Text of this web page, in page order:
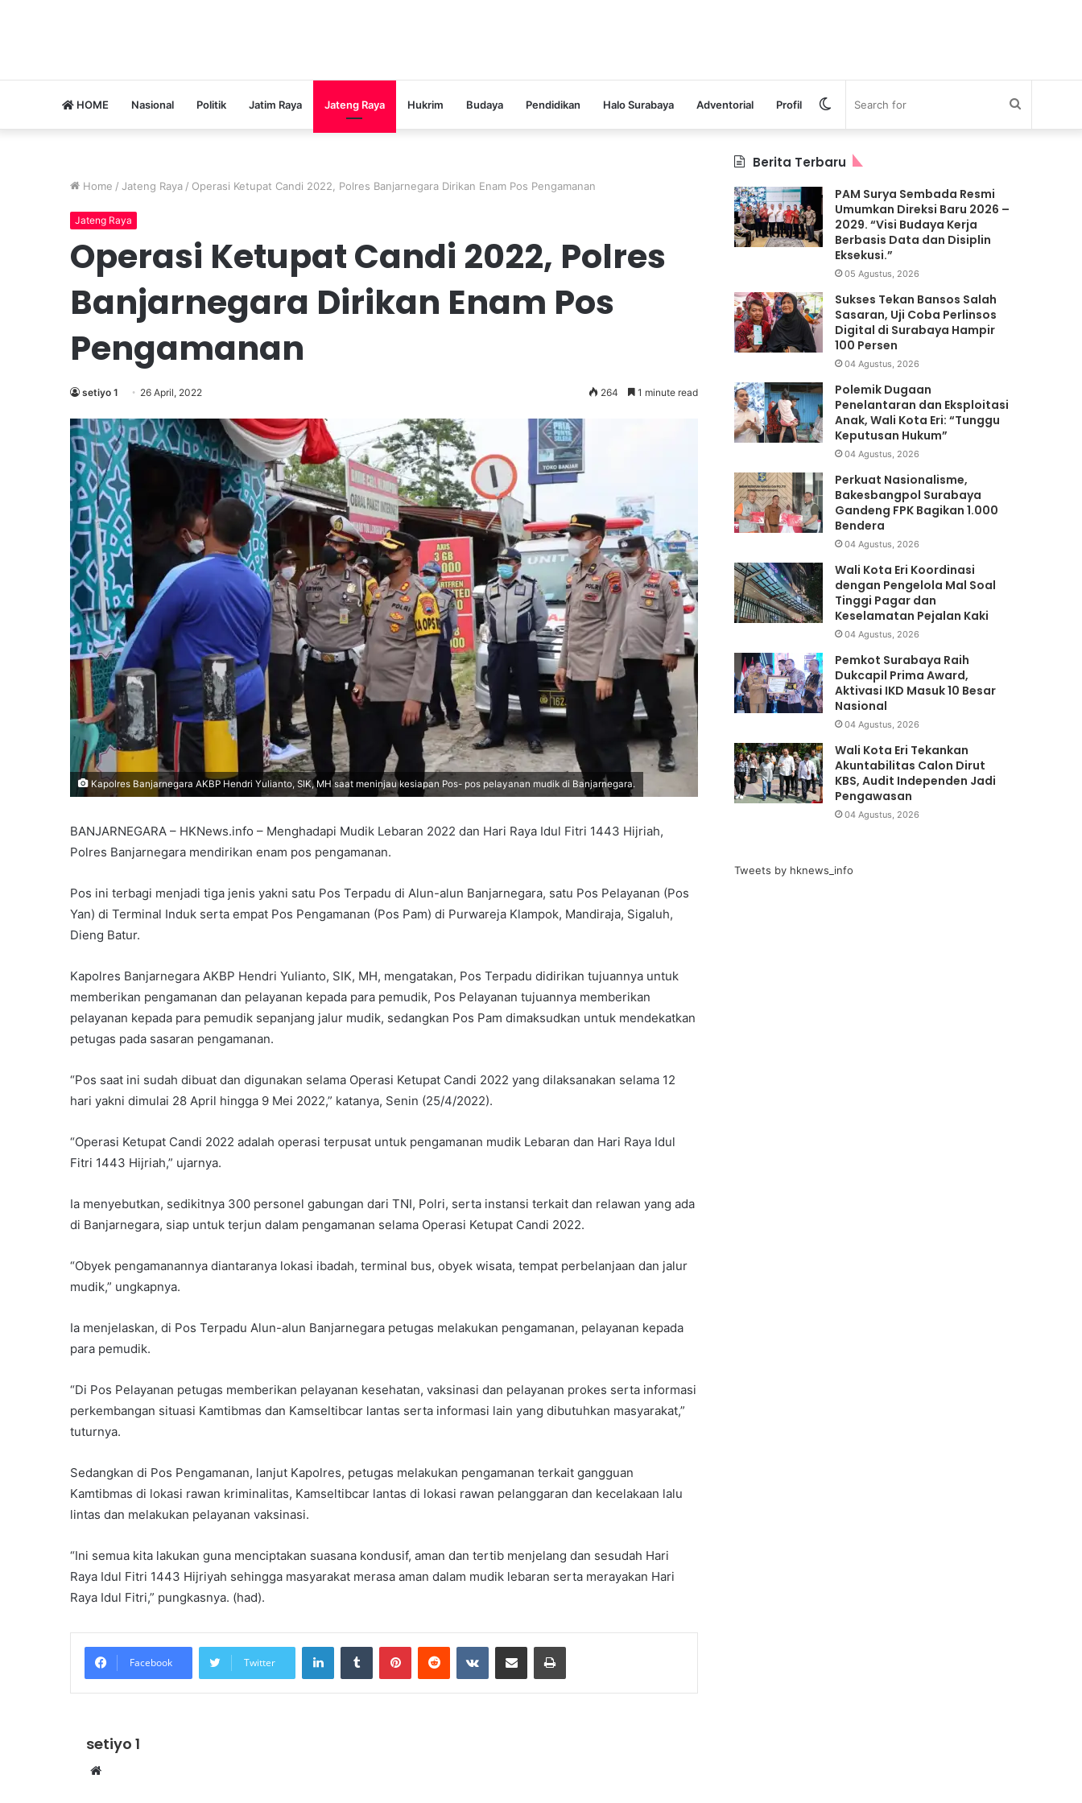
HOME Nasional Politik Jatim Raya Jateng Raya Hukrim Budaya Pendidikan Halo Surabaya Adventorial Profil Search
Switch
skin
Home / Jateng Raya / Operasi Ketupat Candi 2022, Polres Banjarnegara Dirikan Enam Pos Pengamanan
Jateng Raya
Operasi Ketupat Candi 2022, Polres
Banjarnegara Dirikan Enam Pos
Pengamanan
setiyo 1 26 April, 2022 264 1 minute read
Kapolres Banjarnegara AKBP Hendri Yulianto, SIK, MH saat meninjau kesiapan Pos- pos pelayanan mudik di Banjarnegara.
BANJARNEGARA – HKNews.info – Menghadapi Mudik Lebaran 2022 dan Hari Raya Idul Fitri 1443 Hijriah,
Polres Banjarnegara mendirikan enam pos pengamanan.
Pos ini terbagi menjadi tiga jenis yakni satu Pos Terpadu di Alun-alun Banjarnegara, satu Pos Pelayanan (Pos
Yan) di Terminal Induk serta empat Pos Pengamanan (Pos Pam) di Purwareja Klampok, Mandiraja, Sigaluh,
Dieng Batur.
Kapolres Banjarnegara AKBP Hendri Yulianto, SIK, MH, mengatakan, Pos Terpadu didirikan tujuannya untuk
memberikan pengamanan dan pelayanan kepada para pemudik, Pos Pelayanan tujuannya memberikan
pelayanan kepada para pemudik sepanjang jalur mudik, sedangkan Pos Pam dimaksudkan untuk mendekatkan
petugas pada sasaran pengamanan.
“Pos saat ini sudah dibuat dan digunakan selama Operasi Ketupat Candi 2022 yang dilaksanakan selama 12
hari yakni dimulai 28 April hingga 9 Mei 2022,” katanya, Senin (25/4/2022).
“Operasi Ketupat Candi 2022 adalah operasi terpusat untuk pengamanan mudik Lebaran dan Hari Raya Idul
Fitri 1443 Hijriah,” ujarnya.
Ia menyebutkan, sedikitnya 300 personel gabungan dari TNI, Polri, serta instansi terkait dan relawan yang ada
di Banjarnegara, siap untuk terjun dalam pengamanan selama Operasi Ketupat Candi 2022.
“Obyek pengamanannya diantaranya lokasi ibadah, terminal bus, obyek wisata, tempat perbelanjaan dan jalur
mudik,” ungkapnya.
Ia menjelaskan, di Pos Terpadu Alun-alun Banjarnegara petugas melakukan pengamanan, pelayanan kepada
para pemudik.
“Di Pos Pelayanan petugas memberikan pelayanan kesehatan, vaksinasi dan pelayanan prokes serta informasi
perkembangan situasi Kamtibmas dan Kamseltibcar lantas serta informasi lain yang dibutuhkan masyarakat,”
tuturnya.
Sedangkan di Pos Pengamanan, lanjut Kapolres, petugas melakukan pengamanan terkait gangguan
Kamtibmas di lokasi rawan kriminalitas, Kamseltibcar lantas di lokasi rawan pelanggaran dan kecelakaan lalu
lintas dan melakukan pelayanan vaksinasi.
“Ini semua kita lakukan guna menciptakan suasana kondusif, aman dan tertib menjelang dan sesudah Hari
Raya Idul Fitri 1443 Hijriyah sehingga masyarakat merasa aman dalam mudik lebaran serta merayakan Hari
Raya Idul Fitri,” pungkasnya. (had).
Facebook Twitter
LinkedInTumblr PinterestReddit VKontakteShare via Email Print
setiyo 1
Website
Berita Terbaru
PAM Surya Sembada Resmi
Umumkan Direksi Baru 2026 –
2029. “Visi Budaya Kerja
Berbasis Data dan Disiplin
Eksekusi.”
05 Agustus, 2026
Sukses Tekan Bansos Salah
Sasaran, Uji Coba Perlinsos
Digital di Surabaya Hampir
100 Persen
04 Agustus, 2026
Polemik Dugaan
Penelantaran dan Eksploitasi
Anak, Wali Kota Eri: “Tunggu
Keputusan Hukum”
04 Agustus, 2026
Perkuat Nasionalisme,
Bakesbangpol Surabaya
Gandeng FPK Bagikan 1.000
Bendera
04 Agustus, 2026
Wali Kota Eri Koordinasi
dengan Pengelola Mal Soal
Tinggi Pagar dan
Keselamatan Pejalan Kaki
04 Agustus, 2026
Pemkot Surabaya Raih
Dukcapil Prima Award,
Aktivasi IKD Masuk 10 Besar
Nasional
04 Agustus, 2026
Wali Kota Eri Tekankan
Akuntabilitas Calon Dirut
KBS, Audit Independen Jadi
Pengawasan
04 Agustus, 2026
Tweets by hknews_info